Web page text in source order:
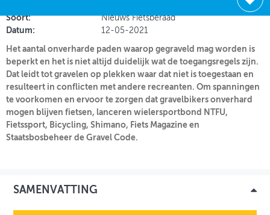
BIJEENKOMSTEN
ONTWERPERSCAFÉ
INLOGGEN
Soort:
Nieuws Fietsberaad
Datum:
12-05-2021
Het aantal onverharde paden waarop gegraveld mag worden is
beperkt en het is niet altijd duidelijk wat de toegangsregels zijn.
Dat leidt tot gravelen op plekken waar dat niet is toegestaan en
resulteert in conflicten met andere recreanten. Om spanningen
te voorkomen en ervoor te zorgen dat gravelbikers onverhard
mogen blijven fietsen, lanceren wielersportbond NTFU,
Fietssport, Bicycling, Shimano, Fiets Magazine en
Staatsbosbeheer de Gravel Code.
SAMENVATTING